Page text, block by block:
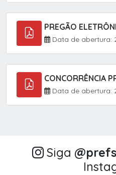
Data de abertura:
Data de abertura:
Siga